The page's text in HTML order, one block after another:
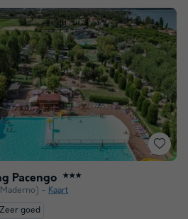
Pacengo ★★★
Kaart
Zeer goed